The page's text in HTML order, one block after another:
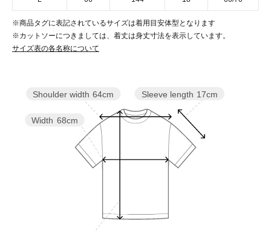
※商品タグに表記されているサイズは着用目安体型となります
※カットソーにつきましては、着丈は身丈寸法を表示しています。
サイズ表の各名称について
Sleeve length 17cm
Width 68cm
Shoulder width 64cm